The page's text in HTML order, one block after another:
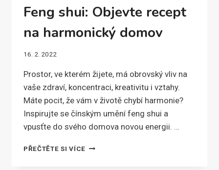
Feng shui: Objevte recept
na harmonický domov
16. 2. 2022
Prostor, ve kterém žijete, má obrovský vliv na
vaše zdraví, koncentraci, kreativitu i vztahy.
Máte pocit, že vám v životě chybí harmonie?
Inspirujte se čínským umění feng shui a
vpusťte do svého domova novou energii. …
PŘEČTĚTE SI VÍCEFENG